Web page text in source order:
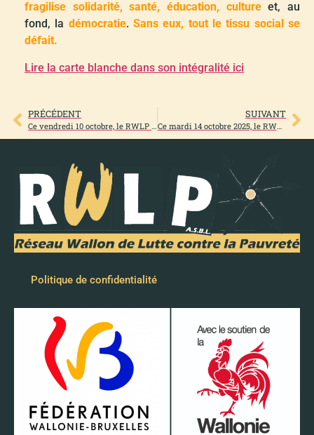
fragilise solidarité, santé, éducation, culture et, au
fond, la démocratie.Sans eux, tout le tissu social se
défait.
Lire la carte blanche dans son intégralité ici
PRÉCÉDENT
Ce vendredi 10 octobre, le RWLP était dans les rues de Namur pour la journée internationale de lutte contre le sans-abrisme !
SUIVANT
Ce mardi 14 octobre 2025, le RWLP était dans les rues de Bruxelles pour la manifestation nationale !
Politique de confidentialité